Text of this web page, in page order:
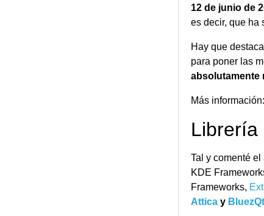
12 de junio de
es decir, que ha
Hay que
para poner las
absolutamente
Más información:
Librería
Tal y comenté
KDE
Frameworks,
Attica y BluezQt